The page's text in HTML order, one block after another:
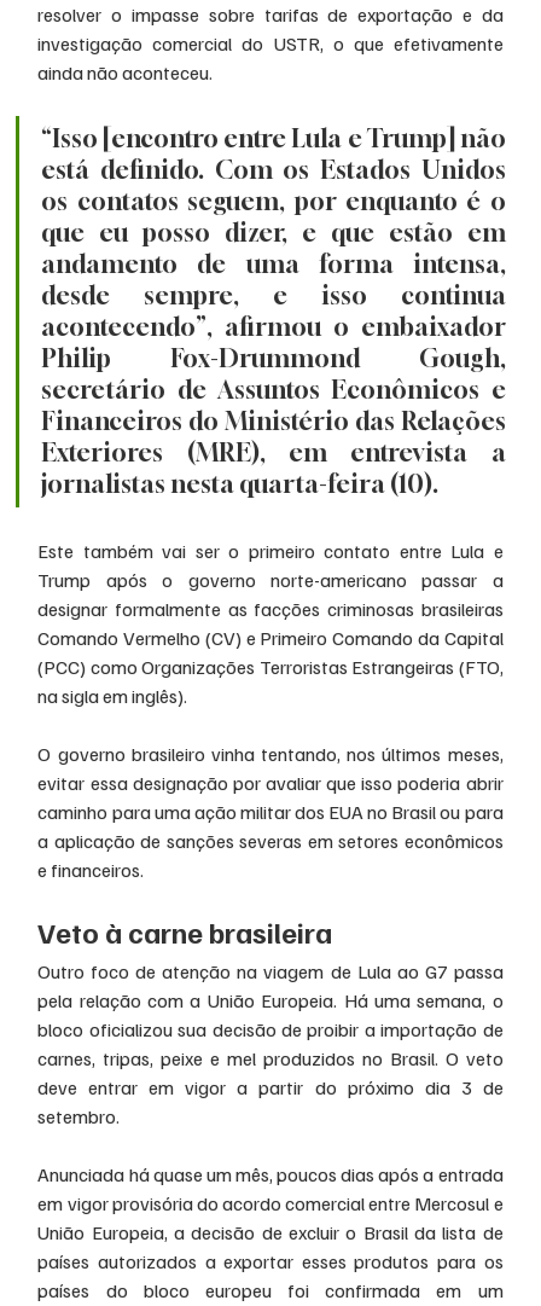
resolver o impasse sobre tarifas de exportação e da
investigação comercial do USTR, o que efetivamente
ainda não aconteceu.
“Isso [encontro entre Lula e Trump] não
está definido. Com os Estados Unidos
os contatos seguem, por enquanto é o
que eu posso dizer, e que estão em
andamento de uma forma intensa,
desde sempre, e isso continua
acontecendo”, afirmou o embaixador
Philip Fox-Drummond Gough,
secretário de Assuntos Econômicos e
Financeiros do Ministério das Relações
Exteriores (MRE), em entrevista a
jornalistas nesta quarta-feira (10).
Este também vai ser o primeiro contato entre Lula e
Trump após o governo norte-americano passar a
designar formalmente as facções criminosas brasileiras
Comando Vermelho (CV) e Primeiro Comando da Capital
(PCC) como Organizações Terroristas Estrangeiras (FTO,
na sigla em inglês).
O governo brasileiro vinha tentando, nos últimos meses,
evitar essa designação por avaliar que isso poderia abrir
caminho para uma ação militar dos EUA no Brasil ou para
a aplicação de sanções severas em setores econômicos
e financeiros.
Veto à carne brasileira
Outro foco de atenção na viagem de Lula ao G7 passa
pela relação com a União Europeia. Há uma semana, o
bloco oficializou sua decisão de proibir a importação de
carnes, tripas, peixe e mel produzidos no Brasil. O veto
deve entrar em vigor a partir do próximo dia 3 de
setembro.
Anunciada há quase um mês, poucos dias após a entrada
em vigor provisória do acordo comercial entre Mercosul e
União Europeia, a decisão de excluir o Brasil da lista de
países autorizados a exportar esses produtos para os
países do bloco europeu foi confirmada em um